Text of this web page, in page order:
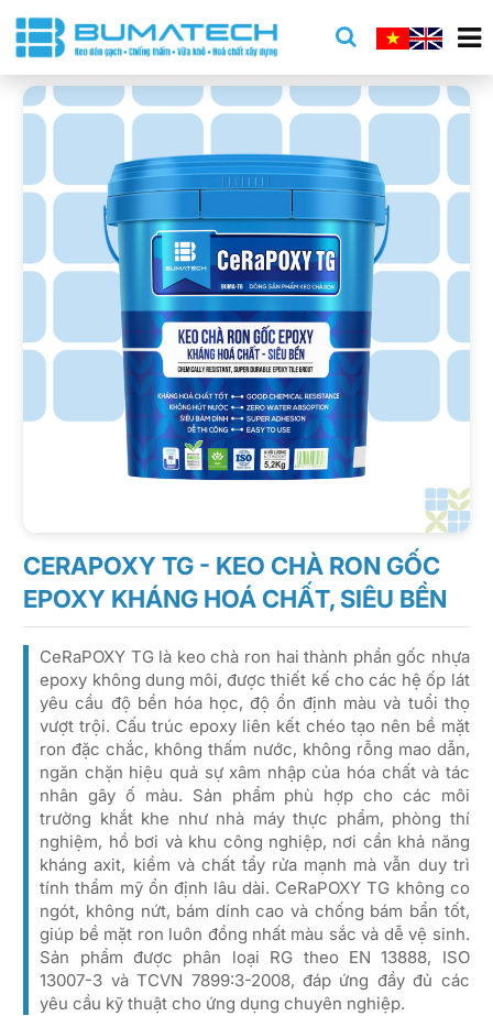
CERAPOXY TG - KEO CHÀ RON GỐC
EPOXY KHÁNG HOÁ CHẤT, SIÊU BỀN
CeRaPOXY TG là keo chà ron hai thành phần gốc nhựa
epoxy không dung môi, được thiết kế cho các hệ ốp lát
yêu cầu độ bền hóa học, độ ổn định màu và tuổi thọ
vượt trội. Cấu trúc epoxy liên kết chéo tạo nên bề mặt
ron đặc chắc, không thấm nước, không rỗng mao dẫn,
ngăn chặn hiệu quả sự xâm nhập của hóa chất và tác
nhân gây ố màu. Sản phẩm phù hợp cho các môi
trường khắt khe như nhà máy thực phẩm, phòng thí
nghiệm, hồ bơi và khu công nghiệp, nơi cần khả năng
kháng axit, kiềm và chất tẩy rửa mạnh mà vẫn duy trì
tính thẩm mỹ ổn định lâu dài. CeRaPOXY TG không co
ngót, không nứt, bám dính cao và chống bám bẩn tốt,
giúp bề mặt ron luôn đồng nhất màu sắc và dễ vệ sinh.
Sản phẩm được phân loại RG theo EN 13888, ISO
13007-3 và TCVN 7899:3-2008, đáp ứng đầy đủ các
yêu cầu kỹ thuật cho ứng dụng chuyên nghiệp.